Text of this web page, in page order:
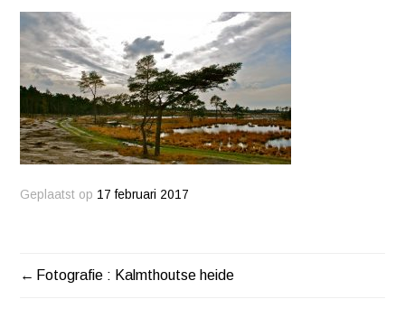
Geplaatst op 17 februari 2017
BERICHT
Fotografie : Kalmthoutse heide